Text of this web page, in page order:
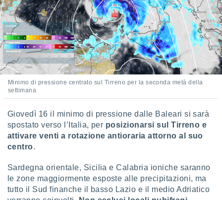
per la
dei
la
delle
Minimo di pressione centrato sul Tirreno per la seconda metà della
settimana
Giovedì 16 il minimo di pressione dalle Baleari si sarà
spostato verso l’Italia, per posizionarsi sul Tirreno e
attivare venti a rotazione antioraria attorno al suo
centro.
Sardegna orientale, Sicilia e Calabria ioniche saranno
le zone maggiormente esposte alle precipitazioni, ma
tutto il Sud finanche il basso Lazio e il medio Adriatico